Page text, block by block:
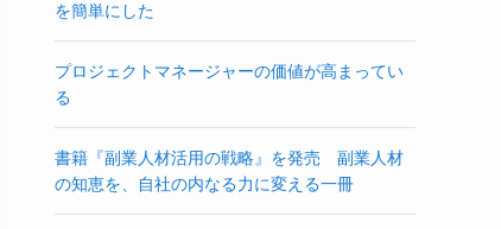
を簡単にした
プロジェクトマネージャーの価値が高まってい
る
書籍『副業人材活用の戦略』を発売 副業人材
の知恵を、自社の内なる力に変える一冊